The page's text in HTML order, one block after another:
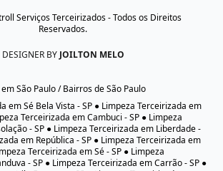
Serviços Terceirizados- Todos os Direitos
Reservados.
DESIGNER BY JOILTON MELO
São Paulo / Bairros de São Paulo
em Sé Bela Vista - SP ● Limpeza Terceirizada em
Terceirizada em Cambuci - SP ● Limpeza
- SP ● Limpeza Terceirizada em Liberdade -
em República - SP ● Limpeza Terceirizada em
Terceirizada em Sé - SP ● Limpeza
- SP ● Limpeza Terceirizada em Carrão - SP ●